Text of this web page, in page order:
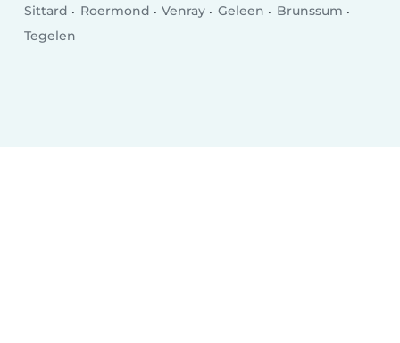
Sittard
Roermond Venray Geleen
Brunssum
Tegelen